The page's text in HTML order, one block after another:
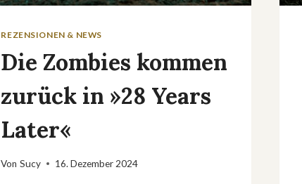
REZENSIONEN & NEWS
Die Zombies kommen
zurück in »28 Years
Later«
Von Sucy 16. Dezember 2024